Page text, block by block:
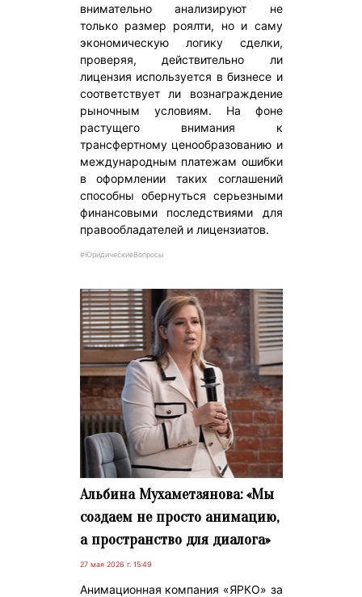
внимательно анализируют не
только размер роялти, но и саму
экономическую логику сделки,
проверяя, действительно ли
лицензия используется в бизнесе и
соответствует ли вознаграждение
рыночным условиям. На фоне
растущего внимания к
трансфертному ценообразованию и
международным платежам ошибки
в оформлении таких соглашений
способны обернуться серьезными
финансовыми последствиями для
правообладателей и лицензиатов.
#ЮридическиеВопросы
Альбина Мухаметзянова: «Мы
создаем не просто анимацию,
а пространство для диалога»
27 мая 2026 г. 15:49
Анимационная компания «ЯРКО» за